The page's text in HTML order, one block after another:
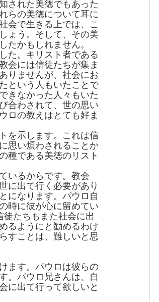
された美徳でもあった
らの美徳について耳に
会で生きる上では、こ
ょう。そして、その美
たかもしれません。
た。キリスト者である
会には信徒たちが集ま
りませんが、社会にお
という人もいたことで
きなかった人々もいた
合わされて、世の思い
ロの教えはとても好ま
を示します。これは信
思い煩わされることか
種である美徳のリスト
いるからです。教会
に出て行く必要があり
になります。パウロ自
時に彼が心に留めてい
たちもまた社会に出
るようにと勧めるわけ
すことは、難しいと思
ます。パウロは彼らの
。パウロ兄さんは、自
に出て行って欲しいと